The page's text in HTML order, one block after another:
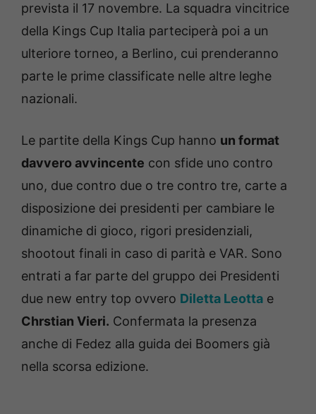
prevista il 17 novembre. La squadra vincitrice
della Kings Cup Italia parteciperà poi a un
ulteriore torneo, a Berlino, cui prenderanno
parte le prime classificate nelle altre leghe
nazionali.
Le partite della Kings Cup hanno un format
davvero avvincente con sfide uno contro
uno, due contro due o tre contro tre, carte a
disposizione dei presidenti per cambiare le
dinamiche di gioco, rigori presidenziali,
shootout finali in caso di parità e VAR. Sono
entrati a far parte del gruppo dei Presidenti
due new entry top ovvero Diletta Leotta e
Chrstian Vieri. Confermata la presenza
anche di Fedez alla guida dei Boomers già
nella scorsa edizione.